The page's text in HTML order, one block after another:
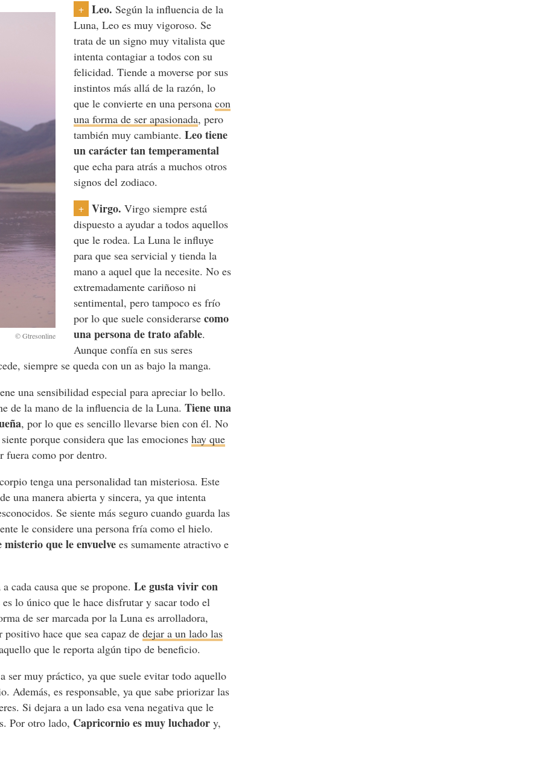
+ Leo. Según la influencia de la
Luna, Leo es muy vigoroso. Se
trata de un signo muy vitalista que
intenta contagiar a todos con su
felicidad. Tiende a moverse por sus
instintos más allá de la razón, lo
que le convierte en una personacon
una forma de ser apasionada, pero
también muy cambiante.Leo tiene
un carácter tan temperamental
que echa para atrás a muchos otros
signos del zodiaco.
+ Virgo. Virgo siempre está
dispuesto a ayudar a todos aquellos
que le rodea. La Luna le influye
para que sea servicial y tienda la
mano a aquel que la necesite. No es
extremadamente cariñoso ni
sentimental, pero tampoco es frío
por lo que suele considerarsecomo
una persona de trato afable.
Aunque confía en sus seres
siempre se queda con un as bajo la manga.
una sensibilidad especial para apreciar lo bello.
de la mano de la influencia de la Luna.Tiene una
, por lo que es sencillo llevarse bien con él. No
porque considera que las emocioneshay que
fuera como por dentro.
tenga una personalidad tan misteriosa. Este
una manera abierta y sincera, ya que intenta
Se siente más seguro cuando guarda las
le considere una persona fría como el hielo.
misterio que le envuelve es sumamente atractivo e
cada causa que se propone.Le gusta vivir con
es lo único que le hace disfrutar y sacar todo el
de ser marcada por la Luna es arrolladora,
hace que sea capaz dedejar a un lado las
que le reporta algún tipo de beneficio.
ser muy práctico, ya que suele evitar todo aquello
Además, es responsable, ya que sabe priorizar las
Si dejara a un lado esa vena negativa que le
Por otro lado, Capricornio es muy luchador y,